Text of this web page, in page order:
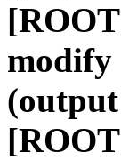
modify